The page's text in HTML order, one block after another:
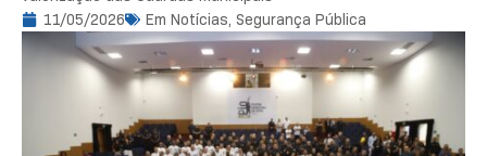
11/05/2026
Em Notícias, Segurança Pública